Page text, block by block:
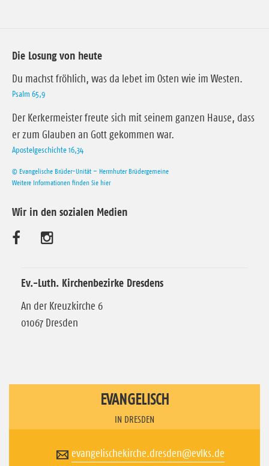
Die Losung von heute
Du machst fröhlich, was da lebet im Osten wie im Westen.
Psalm 65,9
Der Kerkermeister freute sich mit seinem ganzen Hause, dass
er zum Glauben an Gott gekommen war.
Apostelgeschichte 16,34
© Evangelische Brüder-Unität – Herrnhuter Brüdergemeine
Weitere Informationen finden Sie hier
Wir in den sozialen Medien
s
u
c
B
s
u
c
Ev.-Luth. Kirchenbezirke Dresdens
An der Kreuzkirche 6
01067 Dresden
EVANGELISCH
IN DRESDEN
evangelischekirche.dresden@evlks.de